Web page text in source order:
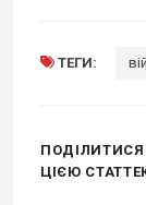
ТЕГИ:
ПОДІЛИТИСЯ
ЦІЄЮ